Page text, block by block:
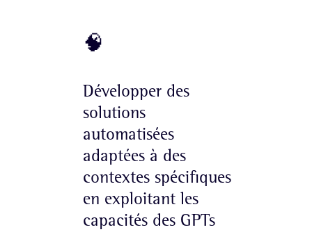
🧠
Développer des
solutions
automatisées
adaptées à des
contextes spécifiques
en exploitant les
capacités des GPTs